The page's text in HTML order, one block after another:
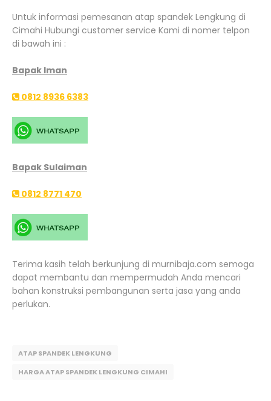
Untuk informasi pemesanan atap spandek Lengkung di
Cimahi Hubungi customer service Kami di nomer telpon
di bawah ini :
Bapak Iman
0812 8936 6383
Bapak Sulaiman
0812 8771 470
Terima kasih telah berkunjung di murnibaja.com semoga
dapat membantu dan mempermudah Anda mencari
bahan konstruksi pembangunan serta jasa yang anda
perlukan.
ATAP SPANDEK LENGKUNG
HARGA ATAP SPANDEK LENGKUNG CIMAHI